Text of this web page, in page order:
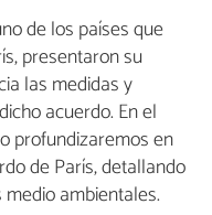
de los países que
presentaron su
las medidas y
acuerdo. En el
profundizaremos en
de París, detallando
ambientales.